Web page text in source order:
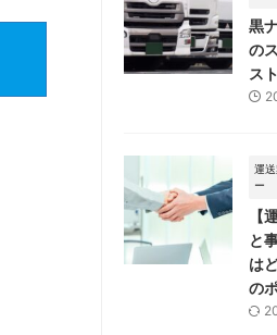
黒
の
ス
運
ー
【
と
は
の